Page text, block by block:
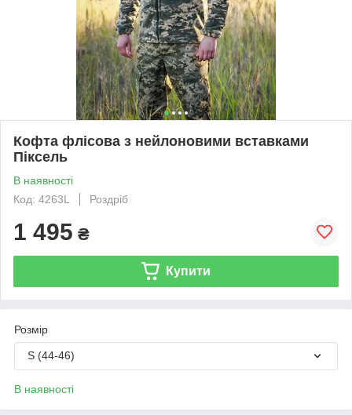
Кофта флісова з нейлоновими вставками
Піксель
В наявності
Код: 4263L
Роздріб
1 495 ₴
Купити
Розмір
S (44-46)
В наявності